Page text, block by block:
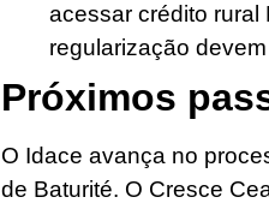
acessar crédito
regularização
Próximos
O Idace avança no
de Baturité. O Cresce